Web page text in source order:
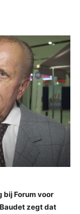
bij Forum voor
zegt dat